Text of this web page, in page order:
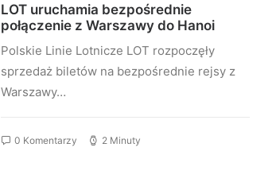
LOT uruchamia bezpośrednie
połączenie z Warszawy do Hanoi
Polskie Linie Lotnicze LOT rozpoczęły
sprzedaż biletów na bezpośrednie rejsy z
Warszawy…
0 Komentarzy 2 Minuty